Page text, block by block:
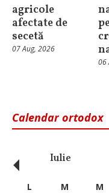
agricole
afectate de
secetă
07 Aug, 2026
06
Calendar ortodox
Iulie
‹ L M M